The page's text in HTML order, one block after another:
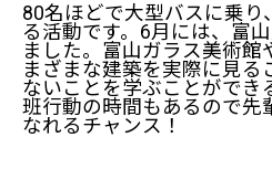
80名ほどで大型バスに乗り
る活動です。6月には、富
ました。富山ガラス美術館
まざまな建築を実際に見る
ないことを学ぶことができ
班行動の時間もあるので先
なれるチャンス！